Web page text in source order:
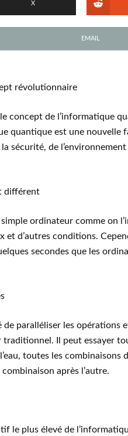
X
EMAIL
révolutionnaire
concept de l’informatique
quantique est une nouvelle
sécurité, de
différent
ordinateur comme on
et d’autres conditions.
secondes que les
de paralléliser les opérations
Il peut essayer
toutes les combinaisons
combinaison après l’autre.
le plus élevé de